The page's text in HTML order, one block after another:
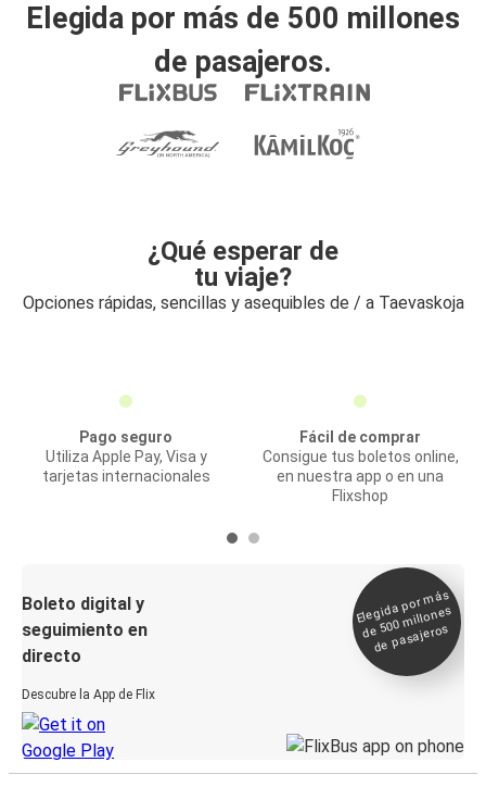
Elegida por más de 500 millones
de pasajeros.
¿Qué esperar de
tu viaje?
Opciones rápidas, sencillas y asequibles de / a Taevaskoja
Pago seguro
Utiliza Apple Pay, Visa y
tarjetas internacionales
Fácil de comprar
Consigue tus boletos online,
en nuestra app o en una
Flixshop
Boleto digital y
seguimiento en
directo
Descubre la App de Flix
Elegida por
más
de 500
millones
de pasajeros